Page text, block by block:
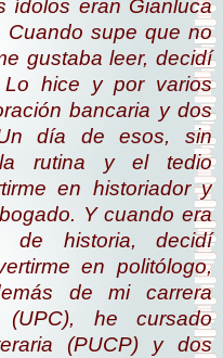
ídolos eran Gianluca
Cuando supe que no
gustaba leer, decidí
Lo hice y por varios
bancaria y dos
día de esos, sin
la rutina y el tedio
en historiador y
Y cuando era
de historia, decidí
en politólogo,
de mi carrera
(UPC), he cursado
(PUCP) y dos